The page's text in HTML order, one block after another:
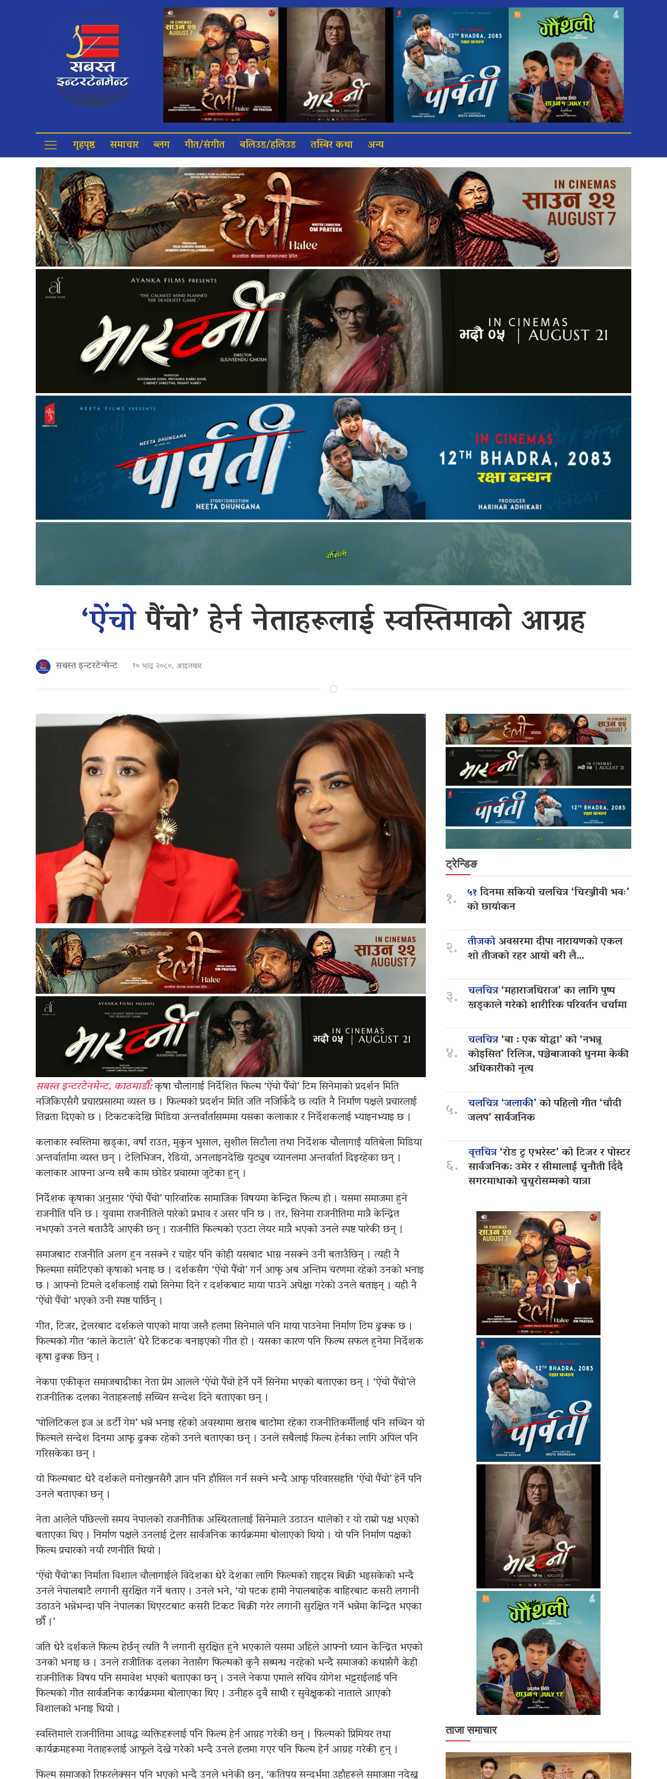
गृहपृष्ठ समाचार ब्लग गीत/संगीत बलिउड/हलिउड तस्बिर कथा अन्य
‘ऐंचोपैंचो’ हेर्न नेताहरूलाई स्वस्तिमाको आग्रह
सबस्त इन्टरटेन्मेन्ट १० भाद्र २०८०, आइतबार
सबस्त इन्टरटेनमेन्ट, काठमाडौँ:कृषा चौलागाई निर्देशित फिल्म ‘ऐंचो पैंचो’ टिम सिनेमाको प्रदर्शन मिति
नजिकिएसँगै प्रचारप्रसारमा व्यस्त छ । फिल्मको प्रदर्शन मिति जति नजिकिँदै छ त्यति नै निर्माण पक्षले प्रचारलाई
तिव्रता दिएको छ । टिकटकदेखि मिडिया अन्तर्वार्तासम्ममा यसका कलाकार र निर्देशकलाई भ्याइनभ्याइ छ ।
कलाकार स्वस्तिमा खड्का, वर्षा राउत, मुकुन भुसाल, सुशील सिटौला तथा निर्देशक चौलागाईं यतिबेला मिडिया
अन्तर्वार्तामा व्यस्त छन् । टेलिभिजन, रेडियो, अनलाइनदेखि युट्युब च्यानलमा अन्तर्वार्ता दिइरहेका छन् ।
कलाकार आफ्ना अन्य सबै काम छोडेर प्रचारमा जुटेका हुन् ।
निर्देशक कृषाका अनुसार ‘ऐंचो पैंचो’ पारिवारिक सामाजिक विषयमा केन्द्रित फिल्म हो । यसमा समाजमा हुने
राजनीति पनि छ । युवामा राजनीतिले पारेको प्रभाव र असर पनि छ । तर, सिनेमा राजनीतिमा मात्रै केन्द्रित
नभएको उनले बताउँदै आएकी छन् । राजनीति फिल्मको एउटा लेयर मात्रै भएको उनले स्पष्ट पारेकी छन् ।
समाजबाट राजनीति अलग हुन नसक्ने र चाहेर पनि कोही यसबाट भाग्न नसक्ने उनी बताउँछिन् । त्यही नै
फिल्ममा समेटिएको कृषाको भनाइ छ । दर्शकसँग ‘ऐंचो पैंचो’ गर्न आफू अब अन्तिम चरणमा रहेको उनको भनाइ
छ । आफ्नो टिमले दर्शकलाई राम्रो सिनेमा दिने र दर्शकबाट माया पाउने अपेक्षा गरेको उनले बताइन् । यही नै
‘ऐंचो पैंचो’ भएको उनी स्पष्ट पार्छिन् ।
गीत, टिजर, ट्रेलरबाट दर्शकले पाएको माया जस्तै हलमा सिनेमाले पनि माया पाउनेमा निर्माण टिम ढुक्क छ ।
फिल्मको गीत ‘काले केटाले’ धेरै टिकटक बनाइएको गीत हो । यसका कारण पनि फिल्म सफल हुनेमा निर्देशक
कृषा ढुक्क छिन् ।
नेकपा एकीकृत समाजबादीका नेता प्रेम आलले ‘ऐंचो पैंचो हेर्ने पर्ने सिनेमा भएको बताएका छन् । ‘ऐंचो पैंचो’ले
राजनीतिक दलका नेताहरूलाई सच्चिन सन्देश दिने बताएका छन् ।
‘पोलिटिकल इज अ डर्टी गेम’ भन्ने भनाइ रहेको अवस्थामा खराब बाटोमा रहेका राजनीतिकर्मीलाई पनि सच्चिन यो
फिल्मले सन्देश दिनमा आफू ढुक्क रहेको उनले बताएका छन् । उनले सबैलाई फिल्म हेर्नका लागि अपिल पनि
गरिसकेका छन् ।
यो फिल्मबाट धेरै दर्शकले मनोरञ्जनसँगै ज्ञान पनि हाँसिल गर्न सक्ने भन्दै आफू परिवारसहति ‘ऐंचो पैंचो’ हेर्ने पनि
उनले बताएका छन् ।
नेता आलेले पछिल्लो समय नेपालको राजनीतिक अस्थिरतालाई सिनेमाले उठाउन थालेको र यो राम्रो पक्ष भएको
बताएका थिए । निर्माण पक्षले उनलाई ट्रेलर सार्वजनिक कार्यक्रममा बोलाएको थियो । यो पनि निर्माण पक्षको
फिल्म प्रचारको नयाँ रणनीति थियो ।
‘ऐंचो पैंचो’का निर्माता विशाल चौलागाईले विदेशका धेरै देशका लागि फिल्मको राइट्स बिक्री भइसकेको भन्दै
उनले नेपालबाटै लगानी सुरक्षित गर्ने बताए । उनले भने, ‘यो पटक हामी नेपालबाहेक बाहिरबाट कसरी लगानी
उठाउने भन्नेभन्दा पनि नेपालका थिएरटबाट कसरी टिकट बिक्री गरेर लगानी सुरक्षित गर्ने भन्नेमा केन्द्रित भएका
छौँ ।’
जति धेरै दर्शकले फिल्म हेर्छन् त्यति नै लगानी सुरक्षित हुने भएकाले यसमा अहिले आफ्नो ध्यान केन्द्रित भएको
उनको भनाइ छ । उनले राजीतिक दलका नेतासँग फिल्मको कुनै सब्मन्ध नरहेको भन्दै समाजको कथासँगै केही
राजनीतिक विषय पनि समावेश भएको बताएका छन् । उनले नेकपा एमाले सचिव योगेश भट्टराईलाई पनि
फिल्मको गीत सार्वजनिक कार्यक्रममा बोलाएका थिए । उनीहरु दुवै साथी र सुवेक्षुकको नाताले आएको
विशालको भनाइ थियो ।
स्वस्तिमाले राजनीतिमा आवद्ध व्यक्तिहरूलाई पनि फिल्म हेर्न आग्रह गरेकी छन् । फिल्मको प्रिमियर तथा
कार्यक्रमहरूमा नेताहरूलाई आफूले देख्ने गरेको भन्दै उनले हलमा गएर पनि फिल्म हेर्न आग्रह गरेकी हुन् ।
ट्रेन्डिङ
१. ५१दिनमा सकियो चलचित्र ‘चिरञ्जीवी भवः’
को छायांकन
२. तीजकोअवसरमा दीपा नारायणको एकल
शो तीजको रहर आयो बरी लै…
३. चलचित्र‘महाराजधिराज’ का लागि पुष्प
खड्काले गरेको शारीरिक परिवर्तन चर्चामा
४.
चलचित्र‘बा : एक योद्धा’ को ‘नभन्नू
कोइसित’ रिलिज, पञ्चेबाजाको धुनमा केकी
अधिकारीको नृत्य
५. चलचित्र ‘जलाकी’को पहिलो गीत ‘चाँदी
जलप’ सार्वजनिक
६.
वृत्तचित्र‘रोड टु एभरेस्ट’ को टिजर र पोस्टर
सार्वजनिक: उमेर र सीमालाई चुनौती दिँदै
सगरमाथाको चुचुरोसम्मको यात्रा
ताजा समाचार